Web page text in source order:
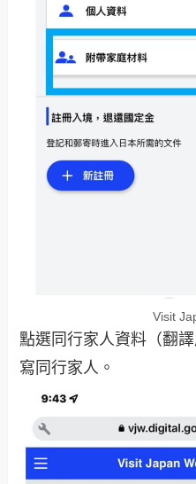
Visit
點選同行家人資料（翻
寫同行家人。